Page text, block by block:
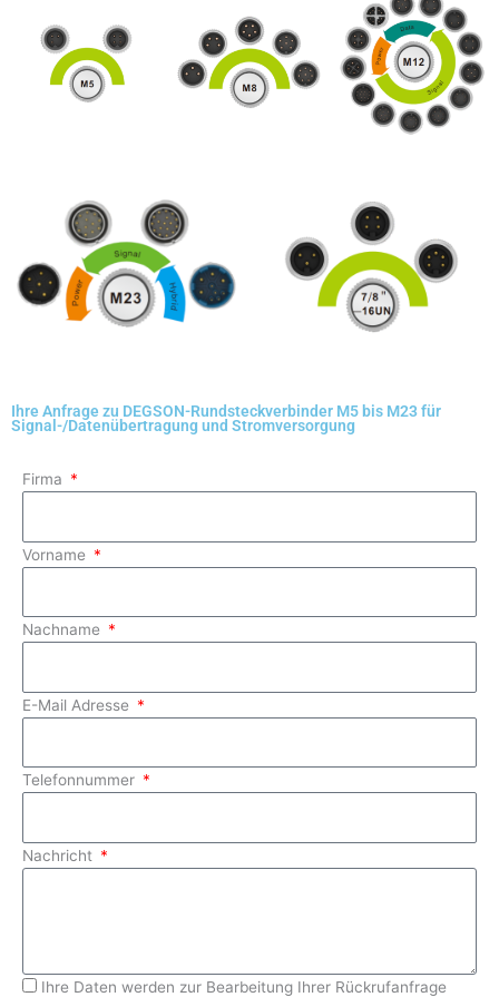
Ihre Anfrage zu DEGSON-Rundsteckverbinder M5 bis M23 für
Signal-/Datenübertragung und Stromversorgung
Firma
Vorname
Nachname
E-Mail Adresse
Telefonnummer
Nachricht
Ihre Daten werden zur Bearbeitung Ihrer Rückrufanfrage